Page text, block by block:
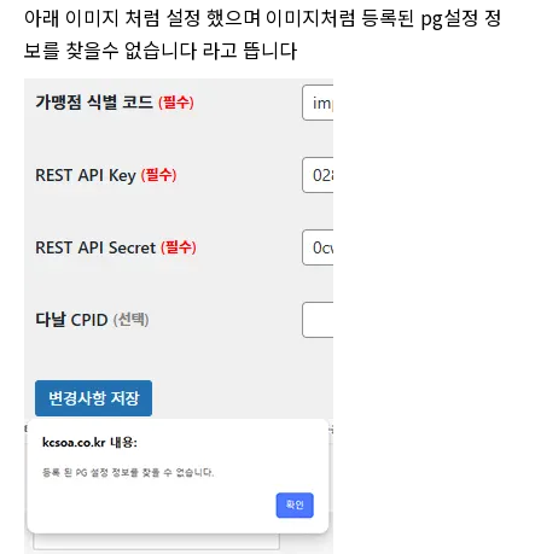
아래 이미지 처럼 설정 했으며 이미지처럼 등록된 pg설정 정
보를 찾을수 없습니다 라고 뜹니다